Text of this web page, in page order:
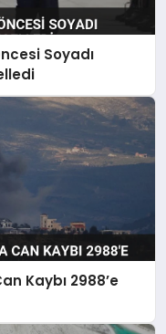
Soyadı
Kaybı 2988’e